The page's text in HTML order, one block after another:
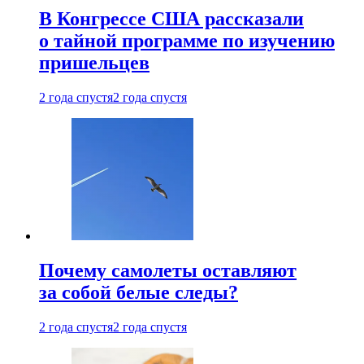
В Конгрессе США рассказали
о тайной программе по изучению
пришельцев
2 года спустя2 года спустя
Почему самолеты оставляют
за собой белые следы?
2 года спустя2 года спустя